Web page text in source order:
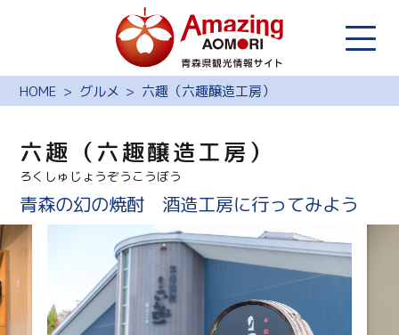
HOME グルメ 六趣（六趣醸造工房）
六趣（六趣醸造工房）
ろくしゅじょうぞうこうぼう
青森の幻の焼酎 酒造工房に行ってみよう